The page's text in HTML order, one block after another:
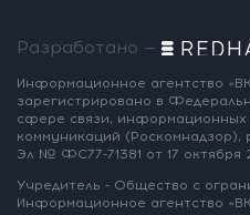
Разработано —
Информационное агентство
зарегистрировано в
сфере связи, информационных
коммуникаций (Роскомнадзор),
Эл № ФС77-71381 от 17 октября
Учредитель - Общество с
Информационное агентство